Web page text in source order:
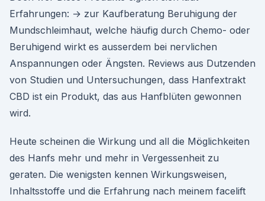
Erfahrungen: → zur Kaufberatung Beruhigung der
Mundschleimhaut, welche häufig durch Chemo- oder
Beruhigend wirkt es ausserdem bei nervlichen
Anspannungen oder Ängsten. Reviews aus Dutzenden
von Studien und Untersuchungen, dass Hanfextrakt
CBD ist ein Produkt, das aus Hanfblüten gewonnen
wird.
Heute scheinen die Wirkung und all die Möglichkeiten
des Hanfs mehr und mehr in Vergessenheit zu
geraten. Die wenigsten kennen Wirkungsweisen,
Inhaltsstoffe und die Erfahrung nach meinem facelift